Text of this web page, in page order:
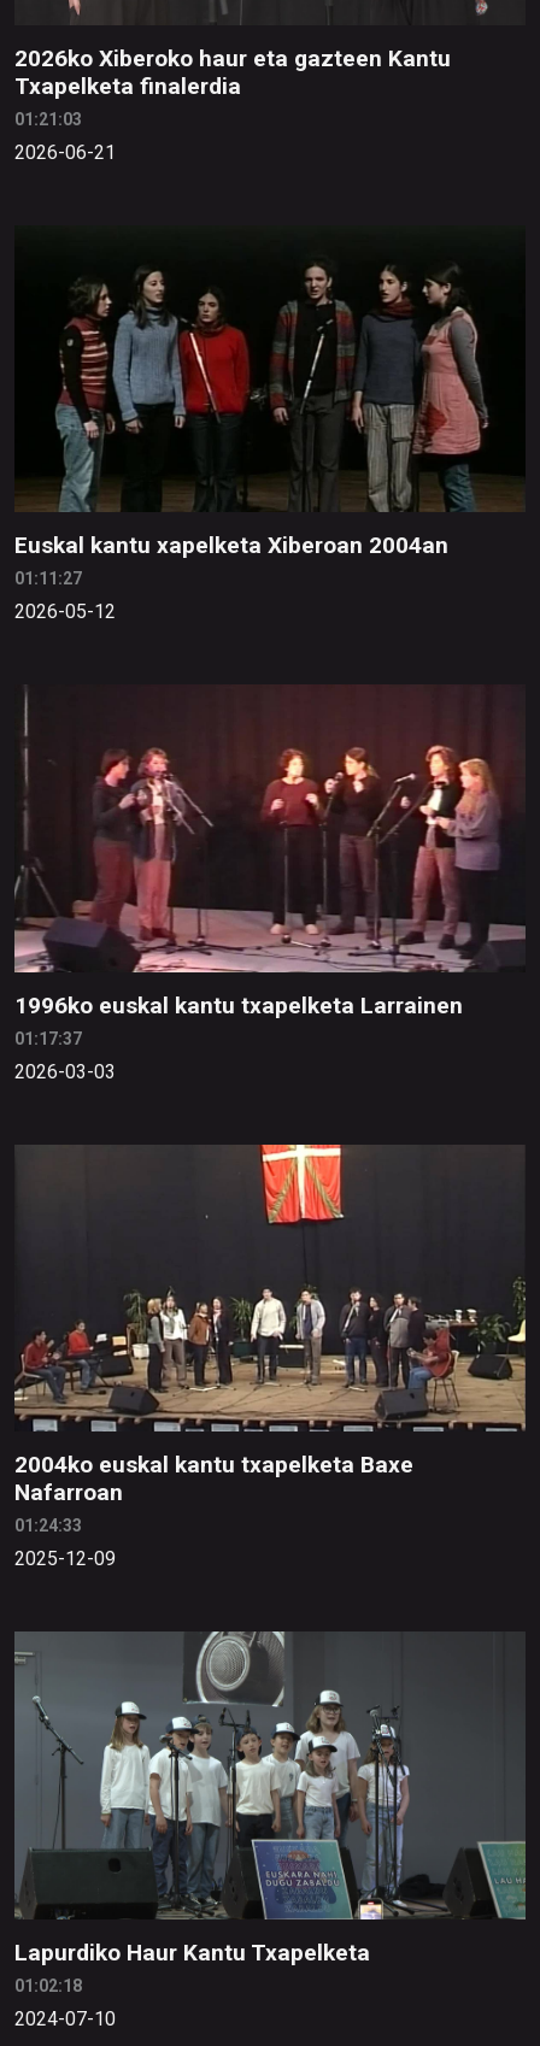
2026ko Xiberoko haur eta gazteen Kantu
Txapelketa finalerdia
01:21:03
2026-06-21
Euskal kantu xapelketa Xiberoan 2004an
01:11:27
2026-05-12
1996ko euskal kantu txapelketa Larrainen
01:17:37
2026-03-03
2004ko euskal kantu txapelketa Baxe
Nafarroan
01:24:33
2025-12-09
Lapurdiko Haur Kantu Txapelketa
01:02:18
2024-07-10